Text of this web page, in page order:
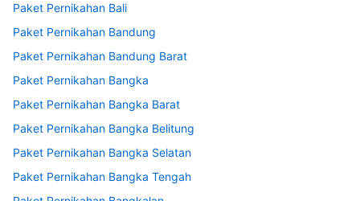
Paket Pernikahan Bali
Paket Pernikahan Bandung
Paket Pernikahan Bandung Barat
Paket Pernikahan Bangka
Paket Pernikahan Bangka Barat
Paket Pernikahan Bangka Belitung
Paket Pernikahan Bangka Selatan
Paket Pernikahan Bangka Tengah